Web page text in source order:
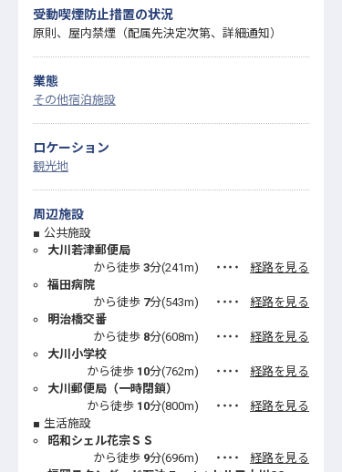
受動喫煙防止措置の状況
原則、屋内禁煙（配属先決定次第、詳細通知）
業態
その他宿泊施設
ロケーション
観光地
周辺施設
公共施設
大川若津郵便局
から徒歩 3分(241m) ・・・・
経路を見る
福田病院
から徒歩 7分(543m) ・・・・
経路を見る
明治橋交番
から徒歩 8分(608m) ・・・・
経路を見る
大川小学校
から徒歩 10分(762m) ・・・・
経路を見る
大川郵便局（一時閉鎖）
から徒歩 10分(800m) ・・・・
経路を見る
生活施設
昭和シェル花宗ＳＳ
から徒歩 9分(696m) ・・・・
経路を見る